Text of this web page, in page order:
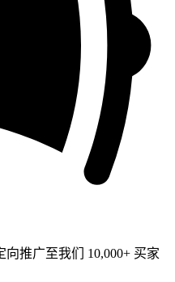
推广至我们 10,000+ 买家